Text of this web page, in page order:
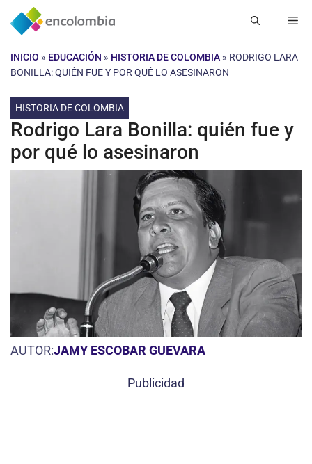
Saltar
INICIO » EDUCACIÓN » HISTORIA DE COLOMBIA » RODRIGO LARA
BONILLA: QUIÉN FUE Y POR QUÉ LO ASESINARON
HISTORIA DE COLOMBIA
Rodrigo Lara Bonilla: quién fue y
por qué lo asesinaron
AUTOR:JAMY ESCOBAR GUEVARA
Publicidad